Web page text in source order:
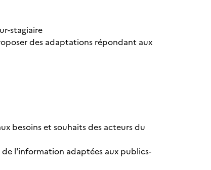
stagiaire
des adaptations répondant aux
besoins et souhaits des acteurs du
l'information adaptées aux publics-